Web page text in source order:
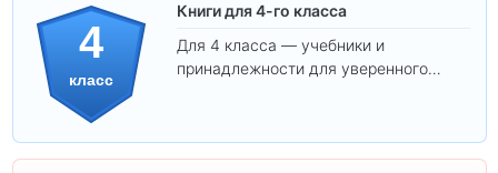
4
класс
Книги для 4-го класса
Для 4 класса — учебники и
принадлежности для уверенного